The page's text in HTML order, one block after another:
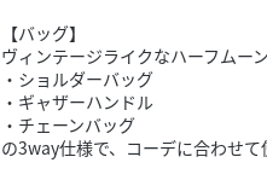
【バッグ】
ヴィンテージライクなハーフムーン
・ショルダーバッグ
・ギャザーハンドル
・チェーンバッグ
の3way仕様で、コーデに合わせて